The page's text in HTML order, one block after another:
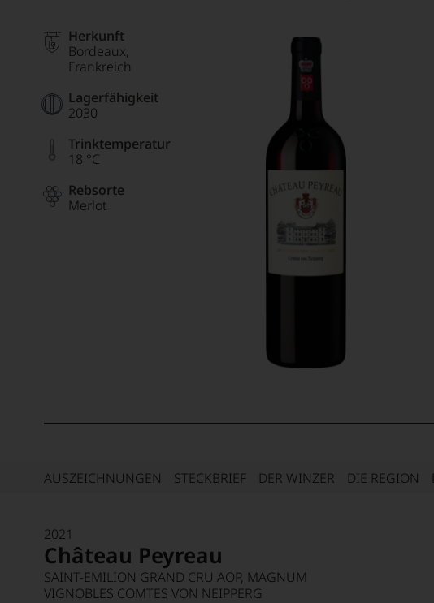
Herkunft
Bordeaux
Frankreich
Lagerfähigkeit
2030
Trinktemperatur
18 °C
Rebsorte
Merlot
AUSZEICHNUNGEN STECKBRIEF DER WINZER DIE REGION
2021
Château Peyreau
SAINT-EMILION GRAND CRU AOP, MAGNUM
VIGNOBLES COMTES VON NEIPPERG